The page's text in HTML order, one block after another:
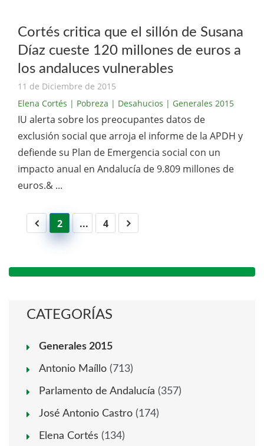
Cortés critica que el sillón de Susana
Díaz cueste 120 millones de euros a
los andaluces vulnerables
11 de Diciembre de 2015
Elena Cortés | Pobreza | Desahucios | Generales 2015
IU alerta sobre los preocupantes datos de
exclusión social que arroja el informe de la APDH y
defiende su Plan de Emergencia social con un
impacto anual en Andalucía de 9.809 millones de
euros.& ...
2 ... 4
CATEGORÍAS
Generales 2015
Antonio Maíllo (713)
Parlamento de Andalucía (357)
José Antonio Castro (174)
Elena Cortés (134)